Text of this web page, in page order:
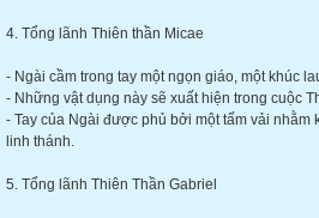
4. Tổng lãnh Thiên thần Micae
- Ngài cầm trong tay một ngọn giáo, một khúc
- Những vật dụng này sẽ xuất hiện trong cuộc
- Tay của Ngài được phủ bởi một tấm vải nhằm
linh thánh.
5. Tổng lãnh Thiên Thần Gabriel